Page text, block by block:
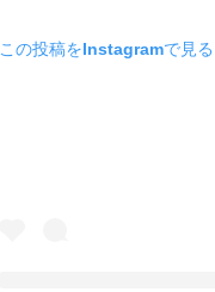
この投稿をInstagramで見る